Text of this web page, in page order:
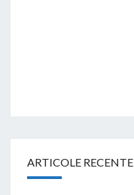
ARTICOLE RECENTE